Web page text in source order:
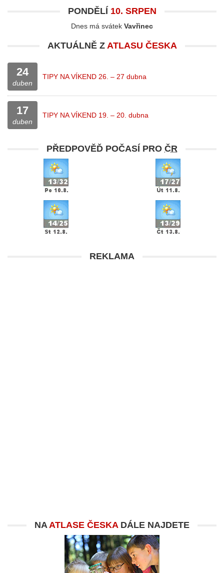
PONDĚLÍ 10. SRPEN
Dnes má svátek Vavřinec
AKTUÁLNĚ Z ATLASU ČESKA
24
duben
TIPY NA VÍKEND 26. – 27 dubna
17
duben
TIPY NA VÍKEND 19. – 20. dubna
PŘEDPOVĚĎ POČASÍ PRO ČR
REKLAMA
NAATLASE ČESKADÁLE NAJDETE